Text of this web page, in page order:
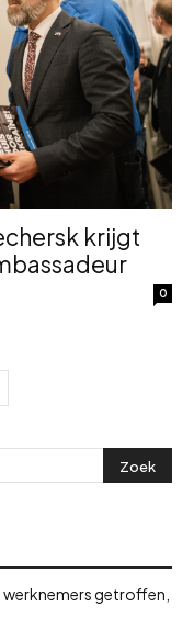
krijgt
0
werknemers getroffen,